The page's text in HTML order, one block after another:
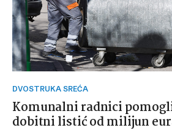
DVOSTRUKA SREĆA
Komunalni radnici
dobitni listić od milijun